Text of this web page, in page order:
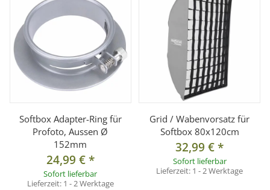
Softbox Adapter-Ring für
Profoto, Aussen Ø
152mm
24,99 €*
Sofort lieferbar
Lieferzeit: 1 - 2 Werktage
Grid / Wabenvorsatz für
Softbox 80x120cm
32,99 €*
Sofort lieferbar
Lieferzeit: 1 - 2 Werktage